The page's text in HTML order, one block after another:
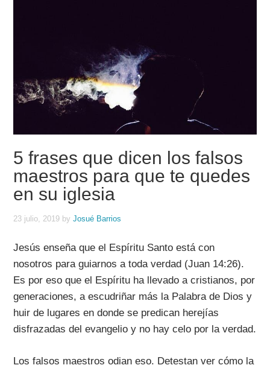
5 frases que dicen los falsos
maestros para que te quedes
en su iglesia
23 julio, 2019 byJosué Barrios
Jesús enseña que el Espíritu Santo está con
nosotros para guiarnos a toda verdad (Juan 14:26).
Es por eso que el Espíritu ha llevado a cristianos, por
generaciones, a escudriñar más la Palabra de Dios y
huir de lugares en donde se predican herejías
disfrazadas del evangelio y no hay celo por la verdad.
Los falsos maestros odian eso. Detestan ver cómo la